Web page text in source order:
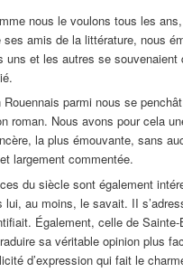
nous le voulons tous les
amis de la littérature, nous
uns et les autres se
Rouennais parmi nous se
roman. Nous avons pour cela
la plus émouvante, sans
largement commentée.
du siècle sont également
au moins, le savait. II
Également, celle de
sa véritable opinion plus
d’expression qui fait le